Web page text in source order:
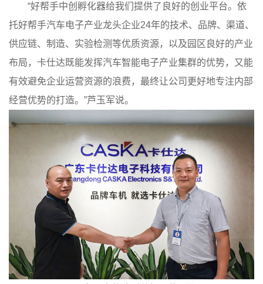
“好帮手中创孵化器给我们提供了良好的创业平台。依
托好帮手汽车电子产业龙头企业24年的技术、品牌、渠道、
供应链、制造、实验检测等优质资源，以及园区良好的产业
布局，卡仕达既能发挥汽车智能电子产业集群的优势，又能
有效避免企业运营资源的浪费，最终让公司更好地专注内部
经营优势的打造。”芦玉军说。